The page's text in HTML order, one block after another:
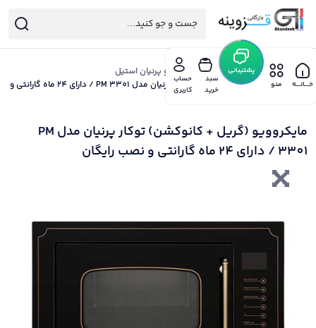
خـــانـــه منو
پشتیبانی
سبد
خرید
حساب
کاربری
خانه هود گاز سینک پرنیان/مایکروویو پرنیان استیل
/ مایکروویو (گریل + کانوکشن) توکار پرنیان مدل PM 3301 / دارای 24 ماه گارانتی و
مایکروویو (گریل + کانوکشن) توکار پرنیان مدل PM
3301 / دارای 24 ماه گارانتی و نصب رایگان